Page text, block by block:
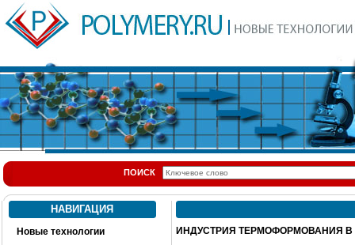
ПОИСК
НАВИГАЦИЯ
Новые технологии
ИНДУСТРИЯ ТЕРМОФОРМОВАНИЯ В